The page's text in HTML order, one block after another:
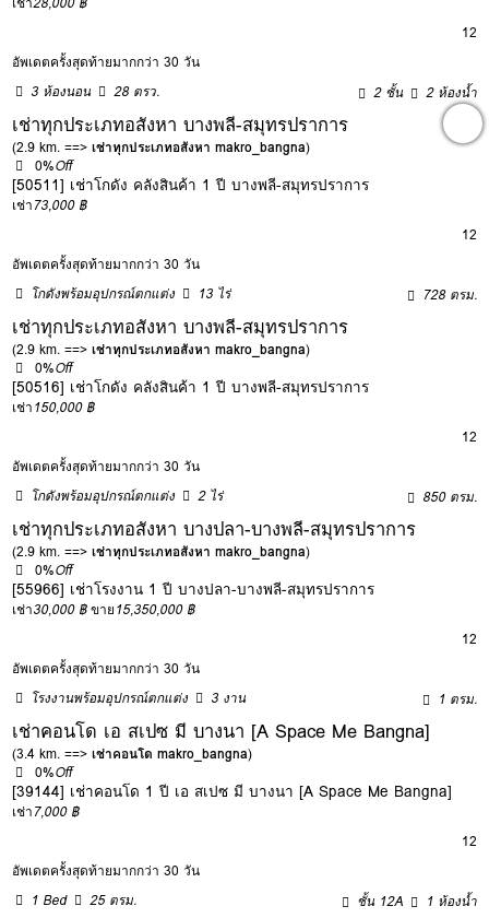
12
อัพเดตครั้งสุดท้ายมากกว่า 30 วัน
3 ห้องนอน
28 ตรว. 2 ชั้น 2 ห้องน้ำ
เช่าทุกประเภทอสังหา บางพลี-สมุทรปราการ
(2.9 km. ==>เช่าทุกประเภทอสังหา makro_bangna)
0%Off
[50511] เช่าโกดัง คลังสินค้า 1 ปี บางพลี-สมุทรปราการ
เช่า73,000 ฿
12
อัพเดตครั้งสุดท้ายมากกว่า 30 วัน
โกดังพร้อมอุปกรณ์ตกแต่ง
13 ไร่ 728 ตรม.
เช่าทุกประเภทอสังหา บางพลี-สมุทรปราการ
(2.9 km. ==>เช่าทุกประเภทอสังหา makro_bangna)
0%Off
[50516] เช่าโกดัง คลังสินค้า 1 ปี บางพลี-สมุทรปราการ
เช่า150,000 ฿
12
อัพเดตครั้งสุดท้ายมากกว่า 30 วัน
โกดังพร้อมอุปกรณ์ตกแต่ง
2 ไร่ 850 ตรม.
เช่าทุกประเภทอสังหา บางปลา-บางพลี-สมุทรปราการ
(2.9 km. ==>เช่าทุกประเภทอสังหา makro_bangna)
0%Off
[55966] เช่าโรงงาน 1 ปี บางปลา-บางพลี-สมุทรปราการ
เช่า30,000 ฿ ขาย15,350,000 ฿
12
อัพเดตครั้งสุดท้ายมากกว่า 30 วัน
โรงงานพร้อมอุปกรณ์ตกแต่ง
3 งาน 1 ตรม.
เช่าคอนโด เอ สเปซ มี บางนา [A Space Me Bangna]
(3.4 km. ==>เช่าคอนโด makro_bangna)
0%Off
[39144] เช่าคอนโด 1 ปี เอ สเปซ มี บางนา [A Space Me Bangna]
เช่า7,000 ฿
12
อัพเดตครั้งสุดท้ายมากกว่า 30 วัน
1 Bed
25 ตรม. ชั้น 12A
1 ห้องน้ำ